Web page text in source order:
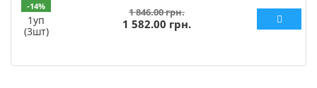
-14%
1уп
(3шт)
1 846.00 грн.
1 582.00 грн.